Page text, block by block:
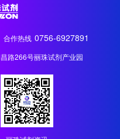
合作热线 0756-6927891
路266号丽珠试剂产业园